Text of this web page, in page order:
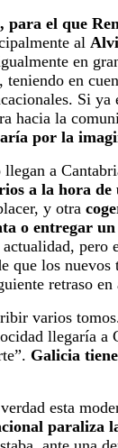
para el que
al
en
, teniendo en
Si
hacia la
por la
a
a la hora
y otra
o entregar
pero
que los
retraso
varios
llegaría a
Galicia
esta
paraliza